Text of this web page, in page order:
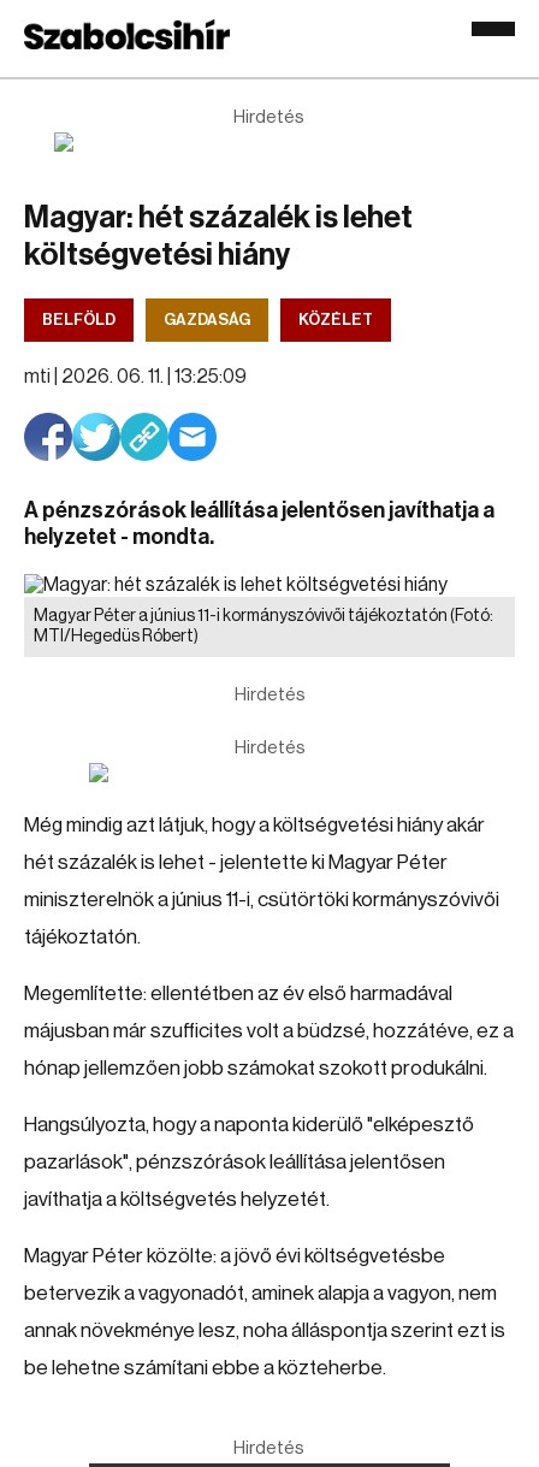
Hirdetés
Magyar: hét százalék is lehet
költségvetési hiány
BELFÖLD GAZDASÁG KÖZÉLET
mti | 2026. 06. 11. | 13:25:09
A pénzszórások leállítása jelentősen javíthatja a
helyzetet - mondta.
Magyar Péter a június 11-i kormányszóvivői tájékoztatón (Fotó:
MTI/Hegedüs Róbert)
Hirdetés
Hirdetés
Még mindig azt látjuk, hogy a költségvetési hiány akár
hét százalék is lehet - jelentette ki Magyar Péter
miniszterelnök a június 11-i, csütörtöki kormányszóvivői
tájékoztatón.
Megemlítette: ellentétben az év első harmadával
májusban már szufficites volt a büdzsé, hozzátéve, ez a
hónap jellemzően jobb számokat szokott produkálni.
Hangsúlyozta, hogy a naponta kiderülő "elképesztő
pazarlások", pénzszórások leállítása jelentősen
javíthatja a költségvetés helyzetét.
Magyar Péter közölte: a jövő évi költségvetésbe
betervezik a vagyonadót, aminek alapja a vagyon, nem
annak növekménye lesz, noha álláspontja szerint ezt is
be lehetne számítani ebbe a közteherbe.
Hirdetés